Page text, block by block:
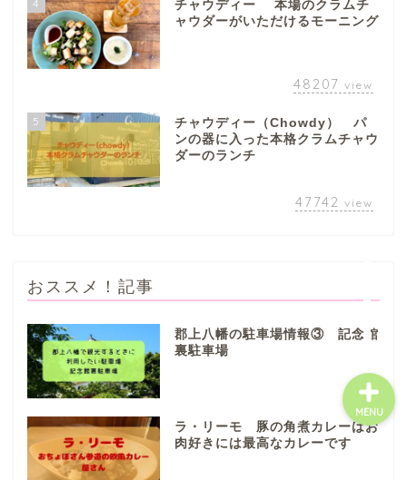
4
チャウディー 本場のクラムチ
ャウダーがいただけるモーニング
48207 view
5
チャウディー（Chowdy） パ
ンの器に入った本格クラムチャウ
ダーのランチ
47742 view
おススメ！記事
郡上八幡の駐車場情報③ 記念館
裏駐車場
ラ・リーモ 豚の角煮カレーはお
肉好きには最高なカレーです
MENU
八百津町
川辺町